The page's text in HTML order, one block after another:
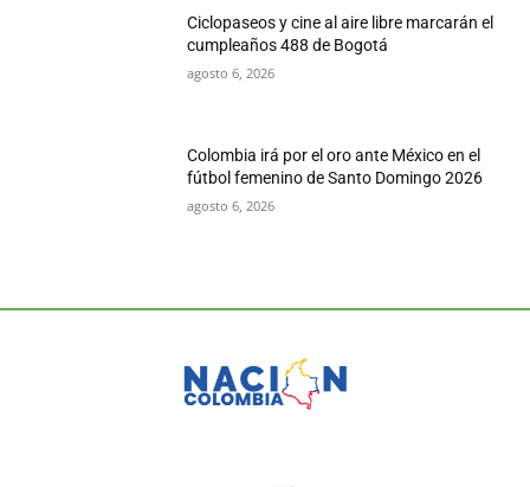
Ciclopaseos y cine al aire libre marcarán el
cumpleaños 488 de Bogotá
agosto 6, 2026
Colombia irá por el oro ante México en el
fútbol femenino de Santo Domingo 2026
agosto 6, 2026